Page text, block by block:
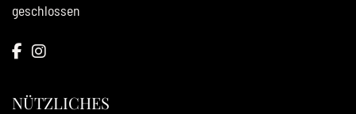
geschlossen
NÜTZLICHES